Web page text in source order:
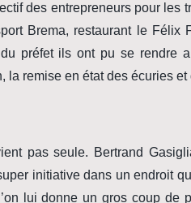
des entrepreneurs pour les
Brema, restaurant le
préfet ils ont pu se rendre
la remise en état des écuries et
pas seule. Bertrand
initiative dans un endroit
lui donne un gros coup de